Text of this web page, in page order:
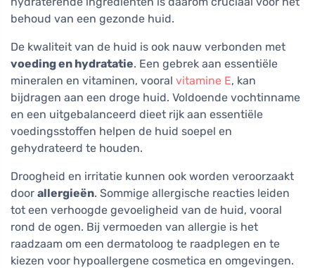
behoud van een gezonde huid.
De kwaliteit van de huid is ook nauw verbonden met
voeding en hydratatie. Een gebrek aan essentiële
mineralen en vitaminen, vooral vitamine E, kan
bijdragen aan een droge huid. Voldoende vochtinname
en een uitgebalanceerd dieet rijk aan essentiële
voedingsstoffen helpen de huid soepel en
gehydrateerd te houden.
Droogheid en irritatie kunnen ook worden veroorzaakt
door allergieën. Sommige allergische reacties leiden
tot een verhoogde gevoeligheid van de huid, vooral
rond de ogen. Bij vermoeden van allergie is het
raadzaam om een dermatoloog te raadplegen en te
kiezen voor hypoallergene cosmetica en omgevingen.